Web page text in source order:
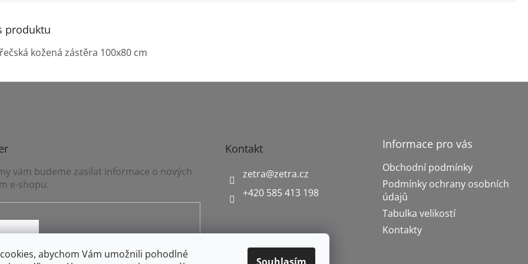
abychom Vám umožnili pohodlné
produktu
kožená zástěra 100x80 cm
vám budeme zasílat informace o nových
e-shopu.
ochrany osobních údajů
Kontakt
zetra@zetra.cz
+420 585 413 198
Informace pro vás
Obchodní podmínky
Podmínky ochrany osobních
údajů
Tabulka velikostí
Kontakty